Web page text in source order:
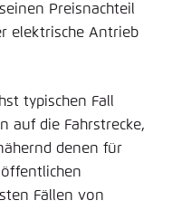
Preisnachteil
elektrische Antrieb
typischen Fall
auf die Fahrstrecke,
denen für
Fällen von